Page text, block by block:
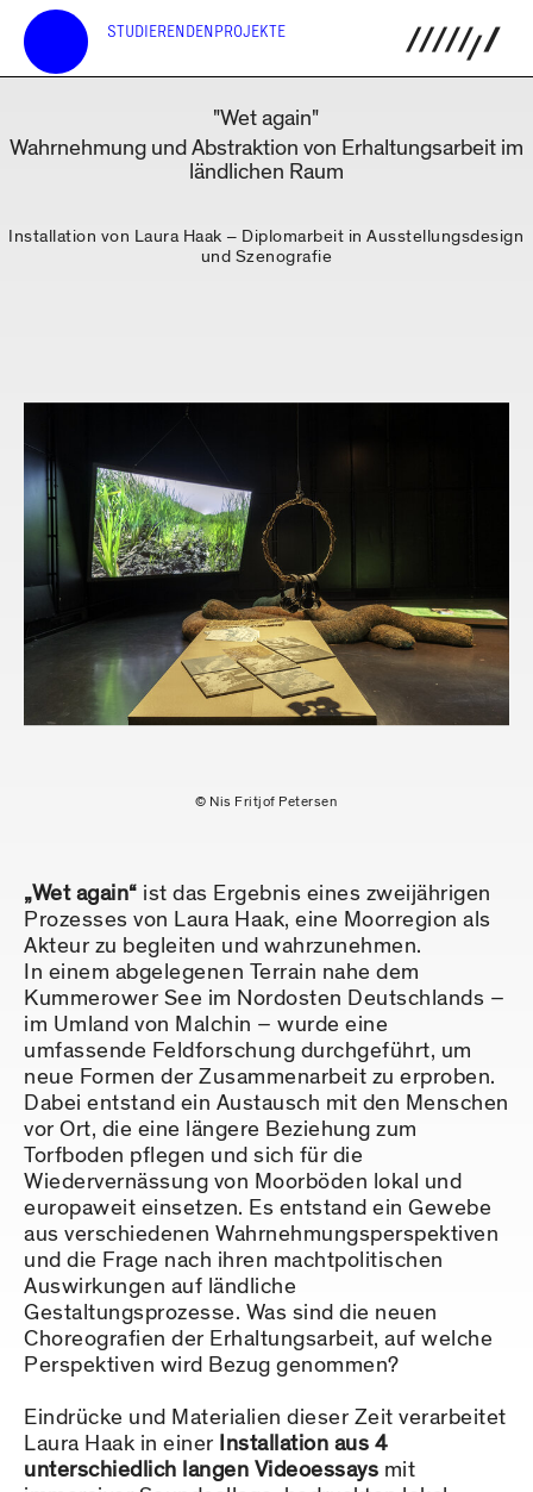
STUDIERENDENPROJEKTE
"Wet again"
Wahrnehmung und Abstraktion von Erhaltungsarbeit im
ländlichen Raum
Installation von Laura Haak – Diplomarbeit in Ausstellungsdesign
und Szenografie
© Nis Fritjof Petersen
„Wet again“ ist das Ergebnis eines zweijährigen
Prozesses von Laura Haak, eine Moorregion als
Akteur zu begleiten und wahrzunehmen.
In einem abgelegenen Terrain nahe dem
Kummerower See im Nordosten Deutschlands –
im Umland von Malchin – wurde eine
umfassende Feldforschung durchgeführt, um
neue Formen der Zusammenarbeit zu erproben.
Dabei entstand ein Austausch mit den Menschen
vor Ort, die eine längere Beziehung zum
Torfboden pflegen und sich für die
Wiedervernässung von Moorböden lokal und
europaweit einsetzen. Es entstand ein Gewebe
aus verschiedenen Wahrnehmungsperspektiven
und die Frage nach ihren machtpolitischen
Auswirkungen auf ländliche
Gestaltungsprozesse. Was sind die neuen
Choreografien der Erhaltungsarbeit, auf welche
Perspektiven wird Bezug genommen?
Eindrücke und Materialien dieser Zeit verarbeitet
Laura Haak in einer Installation aus 4
unterschiedlich langen Videoessays mit